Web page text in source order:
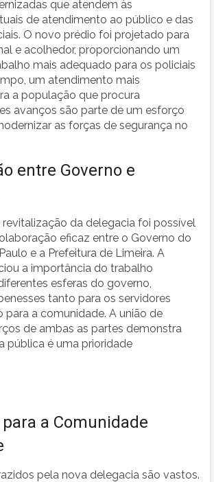
que atendem às
de atendimento ao público e das
O novo prédio foi projetado para
e acolhedor, proporcionando um
mais adequado para os policiais
um atendimento mais
a população que procura
avanços são parte de um esforço
as forças de segurança no
entre Governo e
revitalização da delegacia foi possível
eficaz entre o Governo do
e a Prefeitura de Limeira. A
a importância do trabalho
esferas do governo,
tanto para os servidores
para a comunidade. A união de
de ambas as partes demonstra
pública é uma prioridade
a Comunidade
pela nova delegacia são vastos.